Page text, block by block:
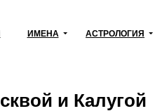
ИМЕНА АСТРОЛОГИЯ
и Калугой